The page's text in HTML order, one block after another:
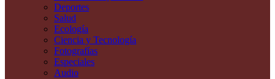
Deportes
Salud
Ecología
Ciencia y Tecnología
Fotografías
Especiales
Audio